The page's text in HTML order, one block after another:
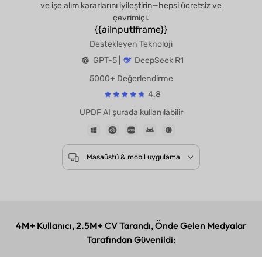
ve işe alım kararlarını iyileştirin—hepsi ücretsiz ve
çevrimiçi.
{{aiInputIframe}}
Destekleyen Teknoloji
5000+ Değerlendirme
4.8
UPDF AI şurada kullanılabilir
4M+ Kullanıcı,2.5M+ CV Tarandı, Önde Gelen Medyalar
Tarafından Güvenildi: